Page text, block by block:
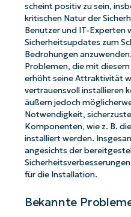
scheint positiv zu sein,
kritischen Natur der
Benutzer und IT-Experten
Sicherheitsupdates zum
Bedrohungen
Problemen, die mit
erhöht seine Attraktivität
vertrauensvoll installieren
äußern jedoch
Notwendigkeit,
Komponenten, wie z. B.
installiert werden.
angesichts der
für die Installation.
Bekannte